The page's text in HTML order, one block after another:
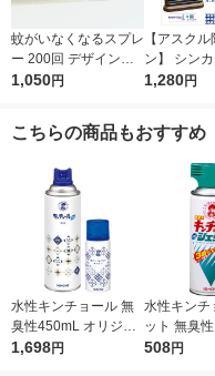
蚊がいなくなるスプレ
ー 200回 デザイン缶
無香料 12時間持続 蚊
ンチョー
1,050円
【アスク
ン】 シン
代型 屋内蚊
KINCHO キ
1,280円
こちらの商品もおすすめ
水性キンチョール 無
臭性450mL オリジナ
ルデザイン缶 ＋ 蚊が
1,698円
水性キンチ
ット 無臭
プレー 蚊
508円